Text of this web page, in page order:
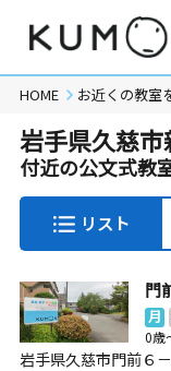
HOME お近くの教室
岩手県久慈
付近の公文式教
リスト
門
月
0歳
岩手県久慈市門前６